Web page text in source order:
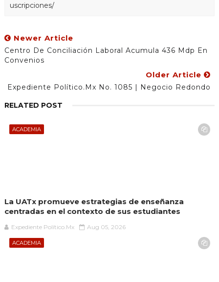
uscripciones/
Newer Article
Centro De Conciliación Laboral Acumula 436 Mdp En
Convenios
Older Article
Expediente Político.Mx No. 1085 | Negocio Redondo
RELATED POST
ACADEMIA
La UATx promueve estrategias de enseñanza
centradas en el contexto de sus estudiantes
Expediente Político.Mx Aug 05, 2026
ACADEMIA